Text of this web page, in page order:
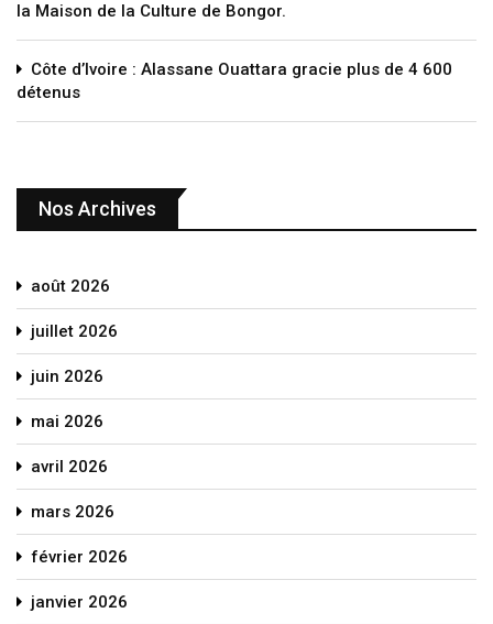
la Maison de la Culture de Bongor.
Côte d’Ivoire : Alassane Ouattara gracie plus de 4 600
détenus
Nos Archives
août 2026
juillet 2026
juin 2026
mai 2026
avril 2026
mars 2026
février 2026
janvier 2026